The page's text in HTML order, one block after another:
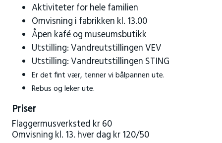
Aktiviteter for hele familien
Omvisning i fabrikken kl. 13.00
Åpen kafé og museumsbutikk
Utstilling: Vandreutstillingen VEV
Utstilling: Vandreutstillingen STING
Er det fint vær, tenner vi bålpannen ute.
Rebus og leker ute.
Priser
Flaggermusverksted kr 60
Omvisning kl. 13. hver dag kr 120/50